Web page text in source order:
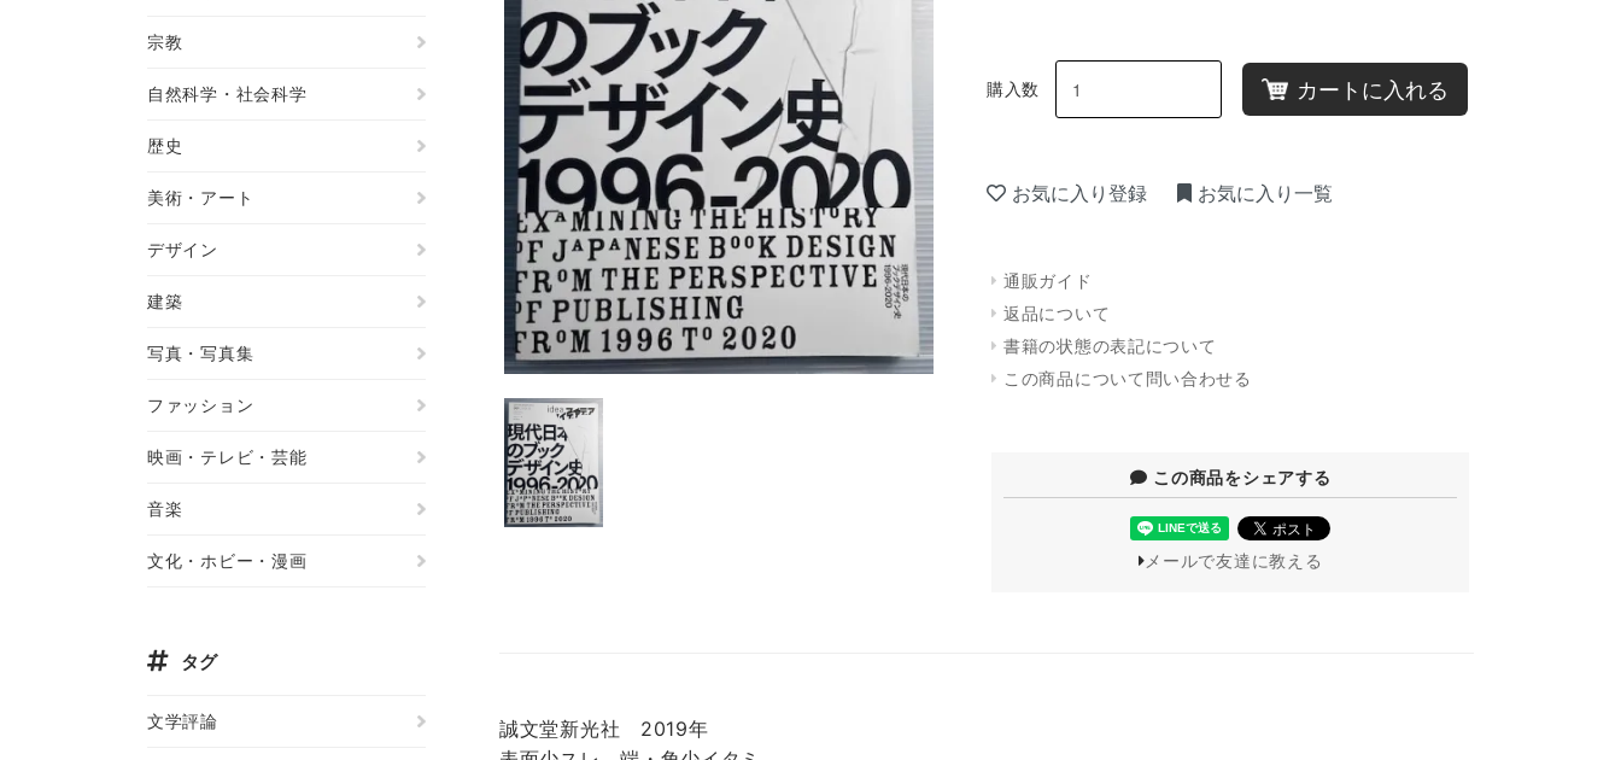
購入数 カートに入れる
お気に入り登録 お気に入り一覧
通販ガイド
返品について
書籍の状態の表記について
この商品について問い合わせる
この商品をシェアする
メールで友達に教える
誠文堂新光社 2019年
宗教
自然科学・社会科学
歴史
美術・アート
デザイン
建築
写真・写真集
ファッション
映画・テレビ・芸能
音楽
文化・ホビー・漫画
タグ
文学評論